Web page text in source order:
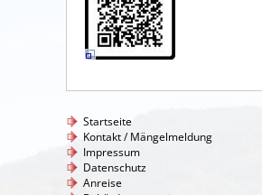
Startseite
Kontakt / Mängelmeldung
Impressum
Datenschutz
Anreise